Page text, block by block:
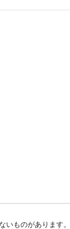
いものがあります。